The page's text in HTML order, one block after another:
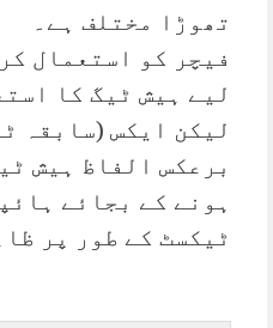
تھوڑا مختلف ہے۔
فیچر کو استعمال
لیے ہیش ٹیگ کا
لیکن ایکس (سابقہ
برعکس الفاظ ہیش
ہونے کے بجائے
ٹیکسٹ کے طور پر